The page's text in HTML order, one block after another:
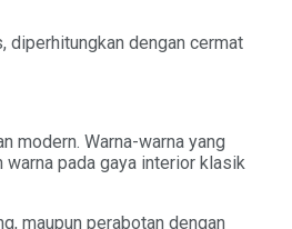
diperhitungkan dengan cermat
modern. Warna-warna yang
pada gaya interior klasik
maupun perabotan dengan